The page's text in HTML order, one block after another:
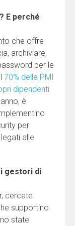
E perché
che offre
archiviare,
per le
70% delle PMI
dipendenti
è
per
alle
gestori di
cercate
supportino
state